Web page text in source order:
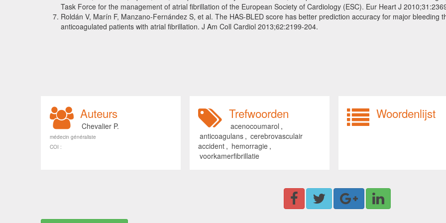
Task Force for the management of atrial fibrillation of the European Society of Cardiology (ESC). Eur Heart J
Roldán V, Marín F, Manzano-Fernández S, et al. The HAS-BLED score has better prediction accuracy for major bleeding
anticoagulated patients with atrial fibrillation. J Am Coll Cardiol 2013;62:2199-204.
Auteurs
Chevalier P.
médecin généraliste
COI :
Trefwoorden
acenocoumarol ,
anticoagulans , cerebrovasculair
accident , hemorragie ,
voorkamerfibrillatie
Woordenlijst